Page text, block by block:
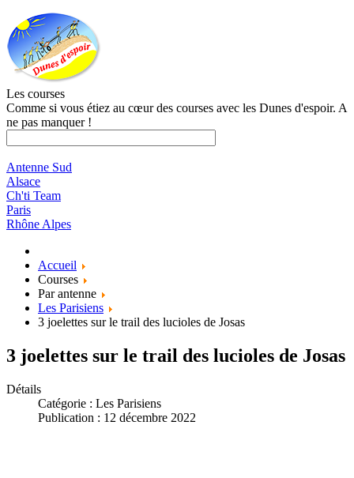
Les courses
Comme si vous étiez au cœur des courses avec les Dunes d'espoir. A
ne pas manquer !
Antenne Sud
Alsace
Ch'ti Team
Paris
Rhône Alpes
Accueil
Courses
Par antenne
Les Parisiens
3 joelettes sur le trail des lucioles de Josas
3 joelettes sur le trail des lucioles de Josas
Détails
Catégorie : Les Parisiens
Publication : 12 décembre 2022